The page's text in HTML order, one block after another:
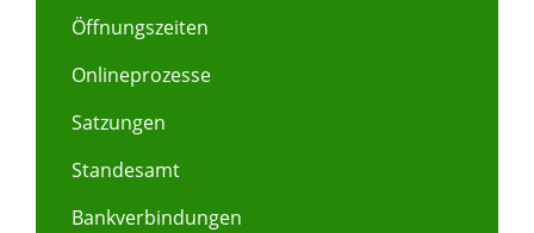
Öffnungszeiten
Onlineprozesse
Satzungen
Standesamt
Bankverbindungen